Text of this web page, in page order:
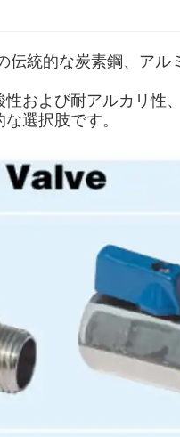
伝統的な炭素鋼、ア
および耐アルカリ性
選択肢です。